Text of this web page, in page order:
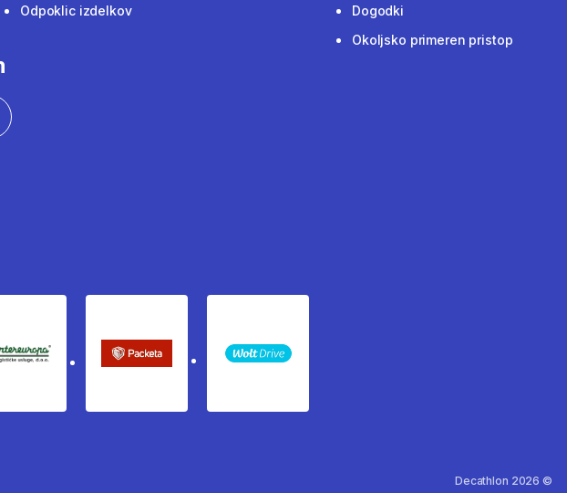
Odpoklic izdelkov
Dogodki
Okoljsko primeren pristop
Intereuropa Packeta Sledenje pošiljki
WOLT
Decathlon 2026 ©